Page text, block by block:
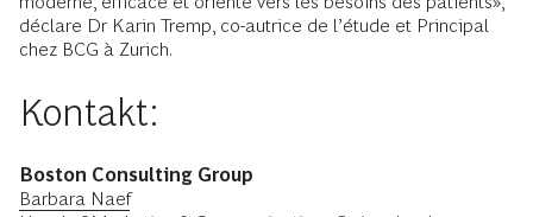
déclare Dr Karin Tremp, co-autrice de l’étude et Principal
chez BCG à Zurich.
Kontakt:
Boston Consulting Group
Barbara Naef